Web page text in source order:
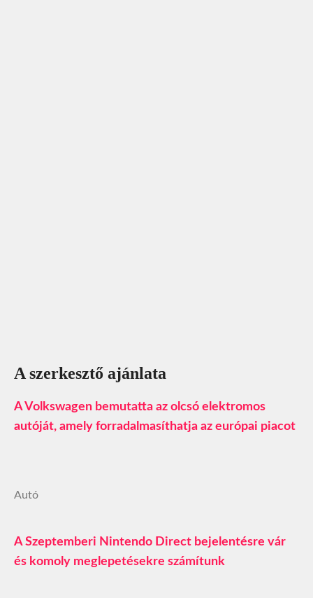
A szerkesztő ajánlata
A Volkswagen bemutatta az olcsó elektromos
autóját, amely forradalmasíthatja az európai piacot
Autó
A Szeptemberi Nintendo Direct bejelentésre vár
és komoly meglepetésekre számítunk